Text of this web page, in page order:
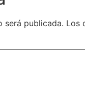
será publicada. Los